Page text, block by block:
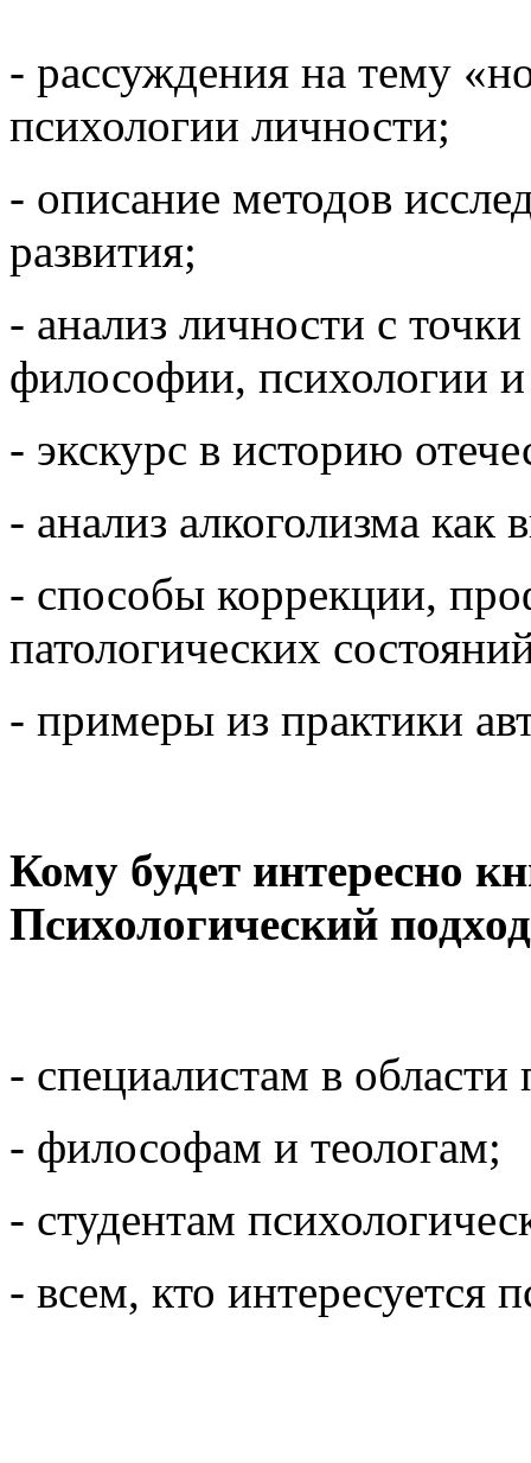
- рассуждения на тему
психологии личности;
- описание методов
развития;
- анализ личности с
философии, психологии и
- экскурс в историю
- анализ алкоголизма как
- способы коррекции,
патологических
- примеры из практики
Кому будет интересно
Психологический
- специалистам в
- философам и теологам;
- студентам
- всем, кто интересуется